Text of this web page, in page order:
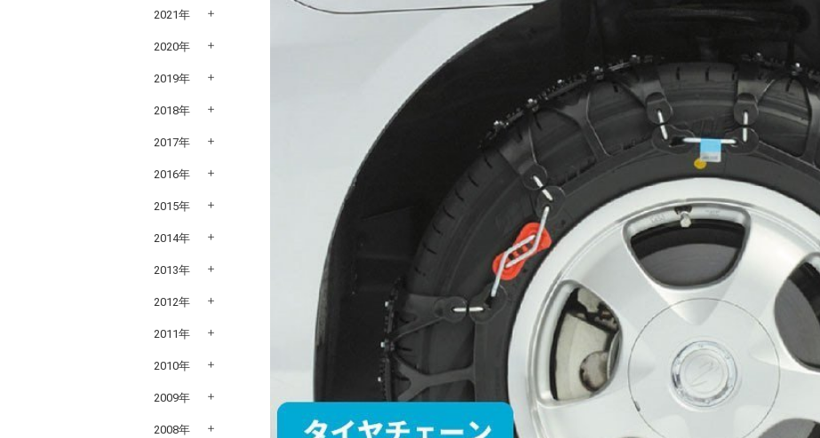
2021年
2020年
2019年
2018年
2017年
2016年
2015年
2014年
2013年
2012年
2011年
2010年
2009年
2008年